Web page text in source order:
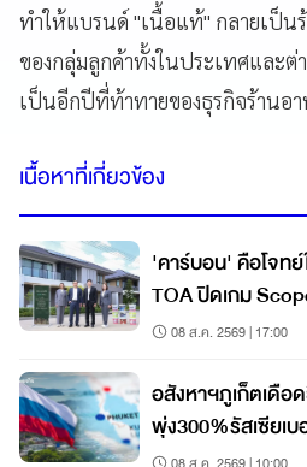
ทำให้แบรนด์ "เนื้อแท้" กลายเป็น
ของกลุ่มลูกค้าทั้งในประเทศและ
เป็นอีกปีที่ท้าทายของธุรกิจร้านอา
เนื้อหาที่เกี่ยวข้อง
'คาร์บอน' คือโจท
TOA ปิดเกม
08 ส.ค. 2569 | 17:00
อสังหาฯภูเก็ตเดื
พุ่ง300%รัสเซียเ